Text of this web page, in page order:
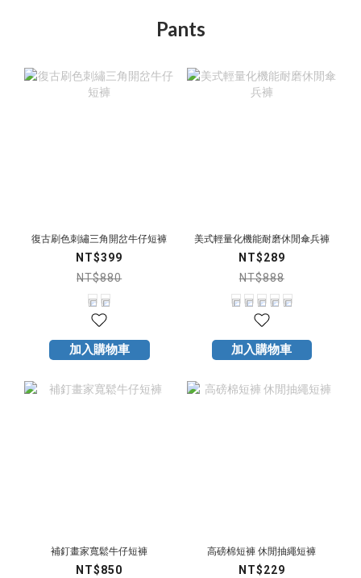
Pants
復古刷色刺繡三角開岔牛仔短褲
NT$399
NT$880
加入購物車
美式輕量化機能耐磨休閒傘兵褲
NT$289
NT$888
加入購物車
補釘畫家寬鬆牛仔短褲
NT$850
高磅棉短褲 休閒抽繩短褲
NT$229